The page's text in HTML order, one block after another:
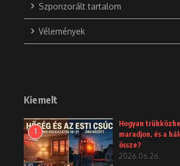
Szponzorált tartalom
Vélemények
Kiemelt
1
Hogyan
maradjon, és a
össze?
2026.06.26.